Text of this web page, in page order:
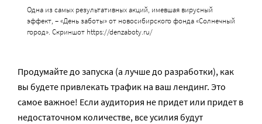
Одна из самых результативных акций, имевшая вирусный
эффект, –«День заботы»от новосибирского фонда «Солнечный
город». Скриншот https://denzaboty.ru/
Продумайте до запуска (а лучше до разработки), как
вы будете привлекать трафик на ваш лендинг. Это
самое важное! Если аудитория не придет или придет в
недостаточном количестве, все усилия будут